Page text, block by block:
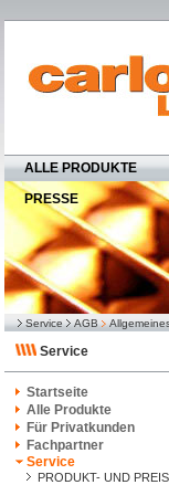
ALLE PRODUKTE
PRESSE
Service AGB
Service
Startseite
Alle Produkte
Für Privatkunden
Fachpartner
Service
PRODUKT- UND